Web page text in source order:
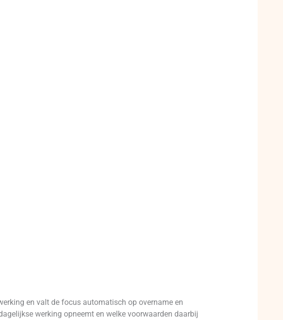
en valt de focus automatisch op overname en
werking opneemt en welke voorwaarden daarbij